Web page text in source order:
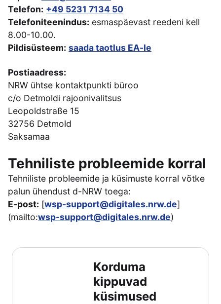
Telefon: +49 5231 7134 50
Telefoniteenindus: esmaspäevast reedeni kell
8.00-10.00.
Pildisüsteem: saada taotlus EA-le
Postiaadress:
NRW ühtse kontaktpunkti büroo
c/o Detmoldi rajoonivalitsus
Leopoldstraße 15
32756 Detmold
Saksamaa
Tehniliste probleemide korral
Tehniliste probleemide ja küsimuste korral võtke
palun ühendust d-NRW toega:
E-post: [wsp-support@digitales.nrw.de]
(mailto:wsp-support@digitales.nrw.de)
Korduma
kippuvad
küsimused